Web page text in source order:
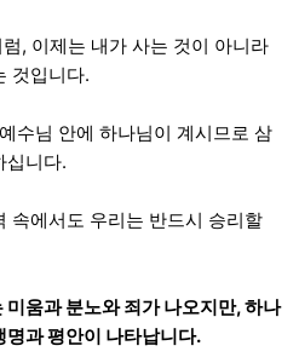
, 이제는 내가 사는 것이 아니라
것입니다.
수님 안에 하나님이 계시므로 삼
십니다.
속에서도 우리는 반드시 승리할
움과 분노와 죄가 나오지만, 하나
명과 평안이 나타납니다.